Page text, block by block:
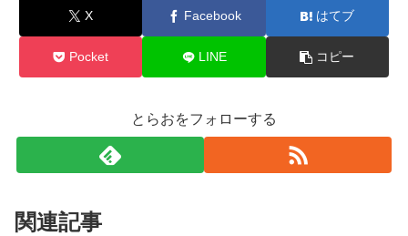
X Facebook はてブ
Pocket LINE コピー
とらおをフォローする
関連記事